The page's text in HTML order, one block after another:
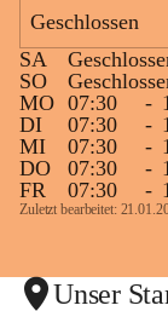
Geschlossen
SA
SO
MO 07:30 -
DI
07:30 -
MI
07:30 -
DO
07:30 -
FR
07:30 -
Zuletzt bearbeitet:
Unser